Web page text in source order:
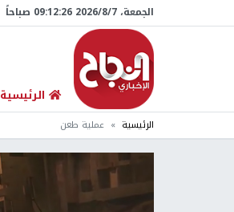
الجمعة، 7/‏8/‏2026 09:12:27 صباحاً
الرئيسية
الرئيسية عملية طعن